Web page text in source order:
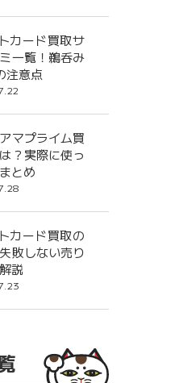
カード買取サ
一覧！鵜呑み
注意点
マプライム買
？実際に使っ
とめ
カード買取の
敗しない売り
説